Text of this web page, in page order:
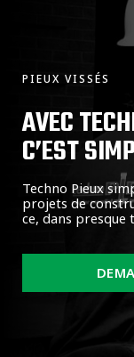
PIEUX VISSÉS
AVEC
C’EST
Techno Pieux
projets de
ce, dans presque